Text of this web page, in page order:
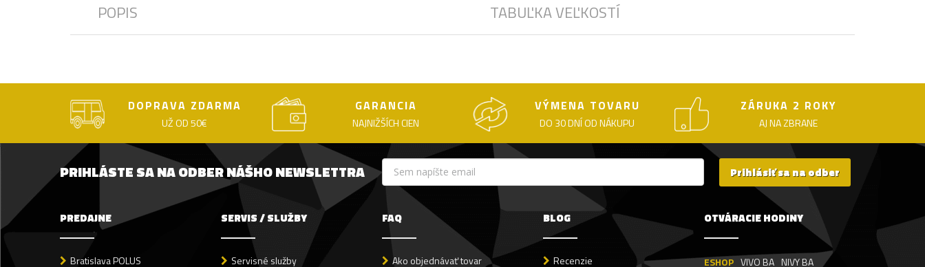
POPIS TABUĽKA VEĽKOSTÍ
DOPRAVA ZDARMA
UŽ OD 50€
GARANCIA
NAJNIŽŠÍCH CIEN
VÝMENA TOVARU
DO 30 DNÍ OD NÁKUPU
ZÁRUKA 2 ROKY
AJ NA ZBRANE
PRIHLÁSTE SA NA ODBER NÁŠHO NEWSLETTRA Prihlásiť sa na odber
PREDAJNE
Bratislava POLUS
SERVIS / SLUŽBY
Servisné služby
FAQ
Ako objednávať tovar
BLOG
Recenzie
OTVÁRACIE HODINY
ESHOP VIVO BA NIVY BA